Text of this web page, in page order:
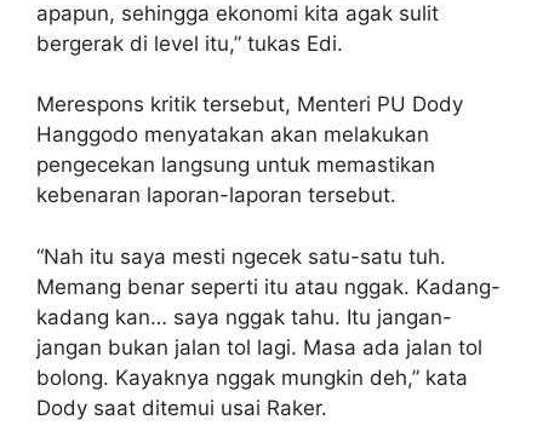
apapun, sehingga ekonomi kita agak sulit
bergerak di level itu,” tukas Edi.
Merespons kritik tersebut, Menteri PU Dody
Hanggodo menyatakan akan melakukan
pengecekan langsung untuk memastikan
kebenaran laporan-laporan tersebut.
“Nah itu saya mesti ngecek satu-satu tuh.
Memang benar seperti itu atau nggak. Kadang-
kadang kan… saya nggak tahu. Itu jangan-
jangan bukan jalan tol lagi. Masa ada jalan tol
bolong. Kayaknya nggak mungkin deh,” kata
Dody saat ditemui usai Raker.